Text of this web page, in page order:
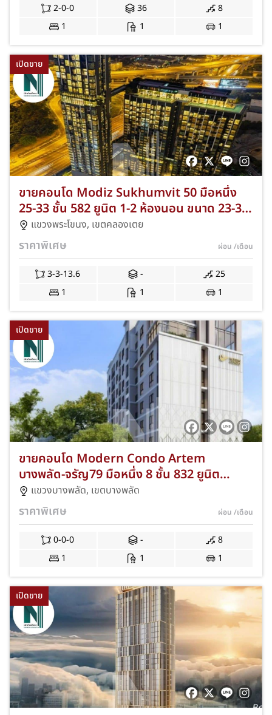
2-0-0 36
8
1
1 1
เปิดขาย
ขายคอนโด Modiz Sukhumvit 50 มือหนึ่ง
25-33 ชั้น 582 ยูนิต 1-2 ห้องนอน ขนาด 23-38
ตร.ม. ตำบลพระโขนง เขตวัฒนา กรุงเทพฯ ใกล้
BTS สุขุมวิท AW-NKAD-0018
แขวงพระโขนง, เขตคลองเตย
ราคาพิเศษ ผ่อน /เดือน
3-3-13.6 -
25
1
1 1
เปิดขาย
ขายคอนโด Modern Condo Artem
บางพลัด-จรัญ79 มือหนึ่ง 8 ชั้น 832 ยูนิต
Studio 20.5-22 ตร.ม. 1 ห้องนอน 25-28
ตร.ม. ใกล้ MRT บางพลัด เขตบางพลัด
กรุงเทพฯ AE-NKAD-0003
แขวงบางพลัด, เขตบางพลัด
ราคาพิเศษ ผ่อน /เดือน
0-0-0 -
8
1
1 1
เปิดขาย